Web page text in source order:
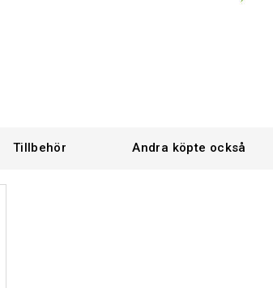
Tillbehör Andra köpte också